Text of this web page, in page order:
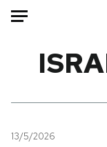
Mondo
13/5/2026